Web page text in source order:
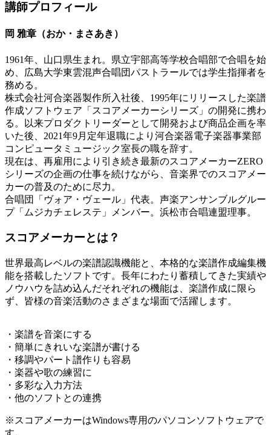
講師プロフィール
岡 雅章（おか・まさあき）
1961年、山口県生まれ。県立宇部高等学校合唱部で合唱を始
め、広島大学東雲混声合唱団パストラールでは学生指揮者を
務める。
株式会社河合楽器製作所入社後、1995年にリリースした楽譜
作成ソフトウェア「スコアメーカーシリーズ」の開発に携わ
る。以来プロダクトリーダーとして開発および商品企画を率
いた後、2021年9月定年退職により河合楽器電子楽器事業部
コンピュータミュージック室長の職を辞す。
現在は、再雇用により引き続き最新のスコアメーカーZERO
シリーズの企画の仕事を続けながら、音楽界でのスコアメー
カーの普及のために尽力。
合唱団「ヴォア・ヴェール」代表。声楽アンサンブルグルー
プ「ムジカチェレステ」メンバー。浜松市合唱連盟理事。
スコアメーカーとは？
世界最高レベルの楽譜認識機能と、本格的な楽譜作成編集機
能を搭載したソフトです。長年にわたり蓄積してきた実績や
ノウハウを詰め込んだそれぞれの機能は、楽譜作成に限ら
ず、皆様の音楽活動のさまざまな場面で活躍します。
・楽譜を音楽にする
・簡単にきれいな楽譜が書ける
・移調やパート譜作りも容易
・楽器や歌の練習に
・多彩な入力方法
・他のソフトとの連携
※スコアメーカーはWindows専用のパソコンソフトウェアで